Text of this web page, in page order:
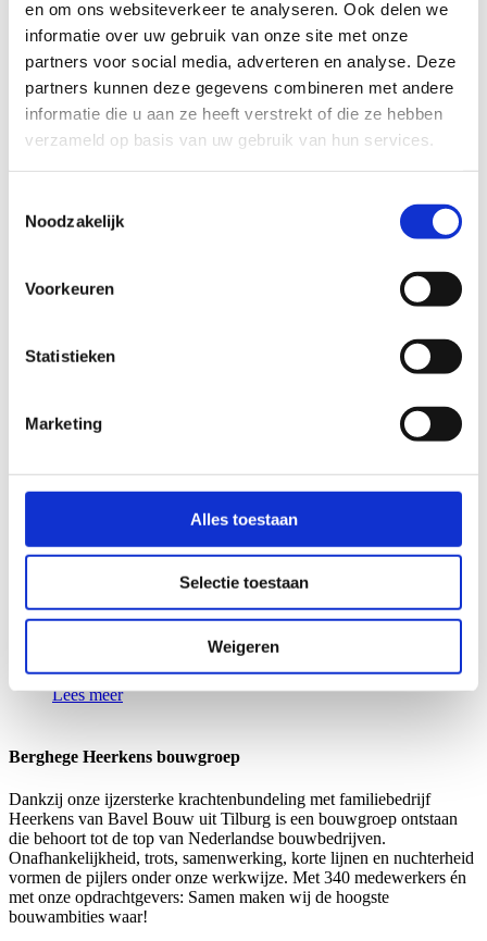
en om ons websiteverkeer te analyseren. Ook delen we
informatie over uw gebruik van onze site met onze
partners voor social media, adverteren en analyse. Deze
partners kunnen deze gegevens combineren met andere
informatie die u aan ze heeft verstrekt of die ze hebben
verzameld op basis van uw gebruik van hun services.
Noodzakelijk
Voorkeuren
Statistieken
Marketing
Alles toestaan
Selectie toestaan
Weigeren
Lees meer
Zorg
MODERNE INFECTIE-UNIT VOOR
RADBOUDUMC
De nieuwe infectie-unit heeft een omvang van ca.
een veilige omgeving aan besmette patiënten.
Lees meer
Wonen Maatschappelijk vastgoed
is er ruimte voor winkels en horeca. Ook vind je er de
bibliotheek, exposities van K26 en het ontdeklab van
Lees meer
BIJENKORF UTRECHT
Bouwbedrijf Berghege heeft de werkzaamheden rond
de inbouw van de vestiging van de Bijenkorf in Utrecht
afgerond. Berghege verzorgde de totale inbouw.
Allemaal terwijl de winkel open was.
Lees meer
Berghege Heerkens bouwgroep
Dankzij onze ijzersterke krachtenbundeling met familiebedrijf
Heerkens van Bavel Bouw uit Tilburg is een bouwgroep ontstaan
die behoort tot de top van Nederlandse bouwbedrijven.
Onafhankelijkheid, trots, samenwerking, korte lijnen en nuchterheid
vormen de pijlers onder onze werkwijze. Met 340 medewerkers én
met onze opdrachtgevers: Samen maken wij de hoogste
bouwambities waar!